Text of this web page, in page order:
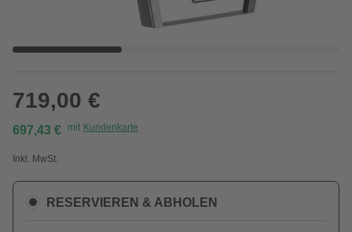
719,00 €
697,43 € mit Kundenkarte
Inkl. MwSt.
RESERVIEREN & ABHOLEN